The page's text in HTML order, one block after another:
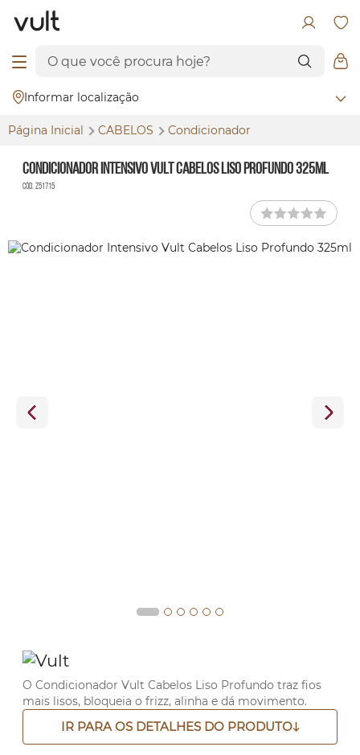
Informar localização
Página Inicial CABELOS Condicionador
Condicionador Intensivo Vult Cabelos Liso Profundo 325ml
Cód. Z51715
O Condicionador Vult Cabelos Liso Profundo traz fios
mais lisos, bloqueia o frizz, alinha e dá movimento.
IR PARA OS DETALHES DO PRODUTO